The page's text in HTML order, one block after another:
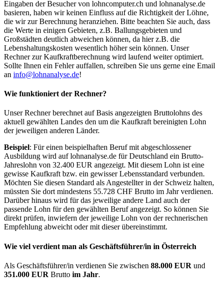
Eingaben der Besucher von lohncomputer.ch und lohnanalyse.de
basieren, haben wir keinen Einfluss auf die Richtigkeit der Löhne,
die wir zur Berechnung heranziehen. Bitte beachten Sie auch, dass
die Werte in einigen Gebieten, z.B. Ballungsgebieten und
Großstädten deutlich abweichen können, da hier z.B. die
Lebenshaltungskosten wesentlich höher sein können. Unser
Rechner zur Kaufkraftberechnung wird laufend weiter optimiert.
Sollte Ihnen ein Fehler auffallen, schreiben Sie uns gerne eine Email
an info@lohnanalyse.de!
Wie funktioniert der Rechner?
Unser Rechner berechnet auf Basis angezeigten Bruttolohns des
aktuell gewählten Landes den um die Kaufkraft bereinigten Lohn
der jeweiligen anderen Länder.
Beispiel: Für einen beispielhaften Beruf mit abgeschlossener
Ausbildung wird auf lohnanalyse.de für Deutschland ein Brutto-
Jahreslohn von 32.400 EUR angezeigt. Mit diesem Lohn ist eine
gewisse Kaufkraft bzw. ein gewisser Lebensstandard verbunden.
Möchten Sie diesen Standard als Angestellter in der Schweiz halten,
müssten Sie dort mindestens 55.728 CHF Brutto im Jahr verdienen.
Darüber hinaus wird für das jeweilige andere Land auch der
passende Lohn für den gewählten Beruf angezeigt. So können Sie
direkt prüfen, inwiefern der jeweilige Lohn von der rechnerischen
Empfehlung abweicht oder mit dieser übereinstimmt.
Wie viel verdient man als Geschäftsführer/in in Österreich
Als Geschäftsführer/in verdienen Sie zwischen 88.000 EUR und
351.000 EUR Brutto im Jahr.